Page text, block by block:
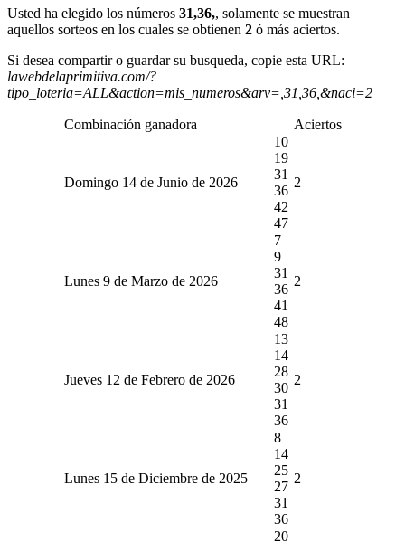
Usted ha elegido los números 31,36,, solamente se muestran
aquellos sorteos en los cuales se obtienen 2 ó más aciertos.
Si desea compartir o guardar su busqueda, copie esta URL:
lawebdelaprimitiva.com/?
tipo_loteria=ALL&action=mis_numeros&arv=,31,36,&naci=2
Combinación ganadora Aciertos
Domingo 14 de Junio de 2026
10
19
31
36
42
47
2
Lunes 9 de Marzo de 2026
7
9
31
36
41
48
2
Jueves 12 de Febrero de 2026
13
14
28
30
31
36
2
Lunes 15 de Diciembre de 2025
8
14
25
27
31
36
2
20